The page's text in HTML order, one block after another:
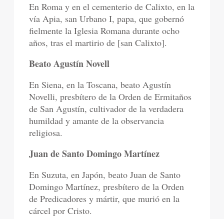
En Roma y en el cementerio de Calixto, en la
vía Apia, san Urbano I, papa, que gobernó
fielmente la Iglesia Romana durante ocho
años, tras el martirio de [san Calixto].
Beato Agustín Novell
En Siena, en la Toscana, beato Agustín
Novelli, presbítero de la Orden de Ermitaños
de San Agustín, cultivador de la verdadera
humildad y amante de la observancia
religiosa.
Juan de Santo Domingo Martínez
En Suzuta, en Japón, beato Juan de Santo
Domingo Martínez, presbítero de la Orden
de Predicadores y mártir, que murió en la
cárcel por Cristo.